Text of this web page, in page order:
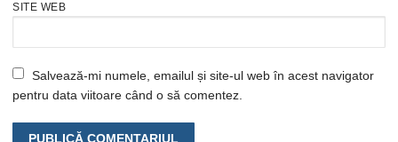
SITE WEB
Salvează-mi numele, emailul și site-ul web în acest navigator
pentru data viitoare când o să comentez.